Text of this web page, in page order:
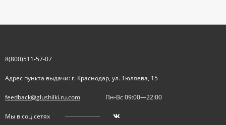
8(800)511-57-07
Адрес пункта выдачи: г. Краснодар, ул. Тюляева, 15
feedback@glushilki.ru.com Пн-Вс 09:00—22:00
Мы в соц.сетях